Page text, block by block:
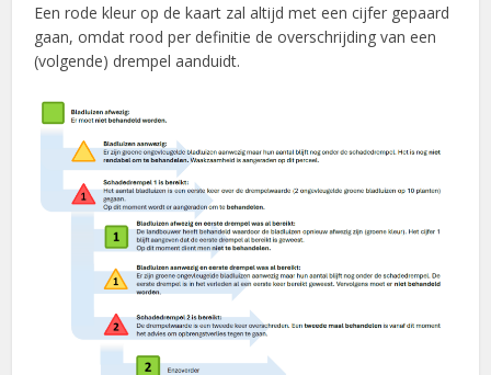
Een rode kleur op de kaart zal altijd met een cijfer gepaard
gaan, omdat rood per definitie de overschrijding van een
(volgende) drempel aanduidt.